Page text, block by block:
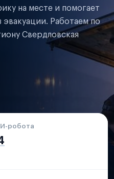
на месте и помогает
эвакуации. Работаем по
Свердловская
робота